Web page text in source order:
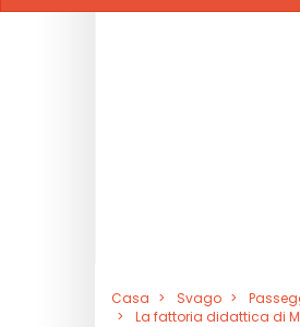
Casa Svago
La fattoria didattica di